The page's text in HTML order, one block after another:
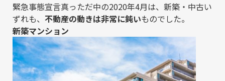
緊急事態宣言真っただ中の2020年4月は、新築・中古い
ずれも、 不動産の動きは非常に鈍いものでした。
新築マンション